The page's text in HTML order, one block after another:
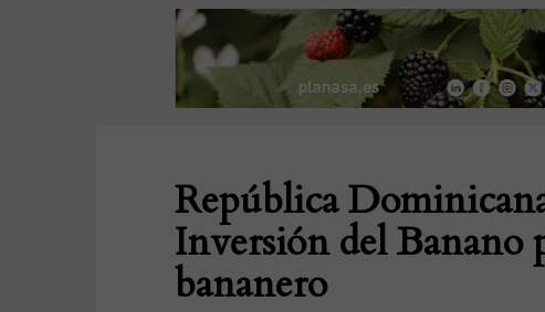
República
Inversión del Banano
bananero